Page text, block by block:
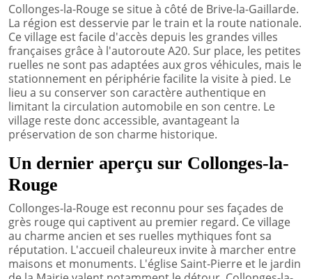
Collonges-la-Rouge se situe à côté de Brive-la-Gaillarde.
La région est desservie par le train et la route nationale.
Ce village est facile d'accès depuis les grandes villes
françaises grâce à l'autoroute A20. Sur place, les petites
ruelles ne sont pas adaptées aux gros véhicules, mais le
stationnement en périphérie facilite la visite à pied. Le
lieu a su conserver son caractère authentique en
limitant la circulation automobile en son centre. Le
village reste donc accessible, avantageant la
préservation de son charme historique.
Un dernier aperçu sur Collonges-la-
Rouge
Collonges-la-Rouge est reconnu pour ses façades de
grès rouge qui captivent au premier regard. Ce village
au charme ancien et ses ruelles mythiques font sa
réputation. L'accueil chaleureux invite à marcher entre
maisons et monuments. L'église Saint-Pierre et le jardin